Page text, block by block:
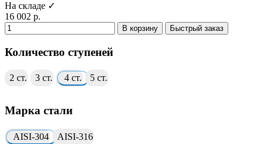
На складе ✓
16 002 р.
В корзину Быстрый заказ
Количество ступеней
2 ст. 3 ст. 4 ст. 5 ст.
Марка стали
AISI-304 AISI-316